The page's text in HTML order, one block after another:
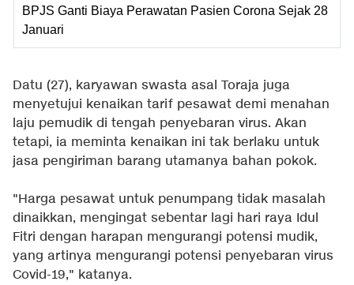
BPJS Ganti Biaya Perawatan Pasien Corona Sejak 28
Januari
Datu (27), karyawan swasta asal Toraja juga
menyetujui kenaikan tarif pesawat demi menahan
laju pemudik di tengah penyebaran virus. Akan
tetapi, ia meminta kenaikan ini tak berlaku untuk
jasa pengiriman barang utamanya bahan pokok.
"Harga pesawat untuk penumpang tidak masalah
dinaikkan, mengingat sebentar lagi hari raya Idul
Fitri dengan harapan mengurangi potensi mudik,
yang artinya mengurangi potensi penyebaran virus
Covid-19," katanya.